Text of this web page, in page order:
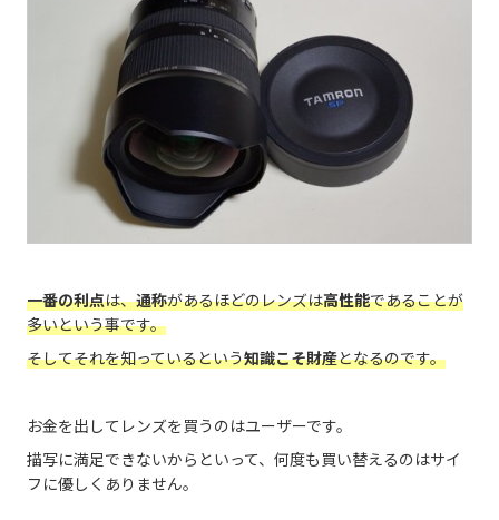
一番の利点は、通称があるほどのレンズは高性能であることが
多いという事です。
そしてそれを知っているという知識こそ財産となるのです。
お金を出してレンズを買うのはユーザーです。
描写に満足できないからといって、何度も買い替えるのはサイ
フに優しくありません。